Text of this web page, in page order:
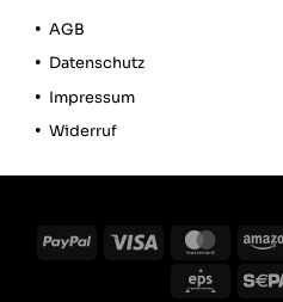
AGB
Datenschutz
Impressum
Widerruf
PayPal Visa
Eps